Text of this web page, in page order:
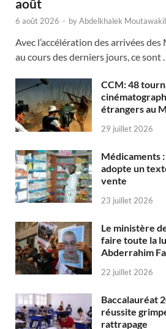
août
6 août 2026 - byAbdelkhalek Moutawakil
Avec l’accélération des arrivées
au cours des derniers jours, ce sont
CCM: 48
étrangers au
29 juillet 2026
Médicaments
adopte un
vente
23 juillet 2026
Le ministère
faire toute la
Abderrahim
22 juillet 2026
Baccalauréat
réussite
rattrapage